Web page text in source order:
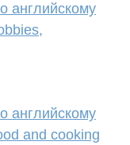
английскому
английскому
and cooking